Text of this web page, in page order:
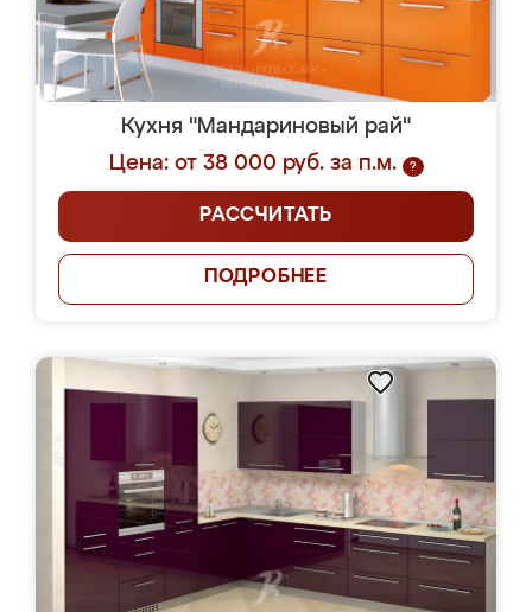
Кухня "Мандариновый рай"
Цена: от 38 000 руб. за п.м.
?
РАССЧИТАТЬ
ПОДРОБНЕЕ